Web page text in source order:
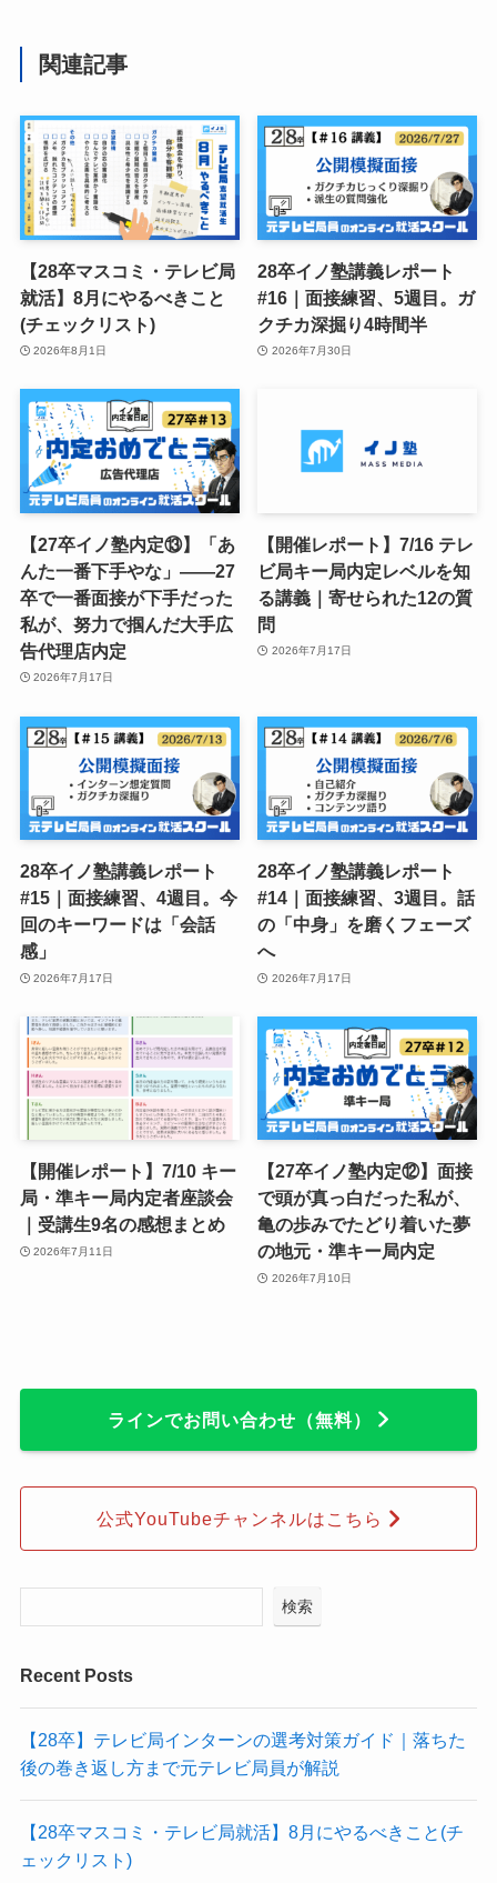
関連記事
【28卒マスコミ・テレビ局
就活】8月にやるべきこと
(チェックリスト)
2026年8月1日
28卒イノ塾講義レポート
#16｜面接練習、5週目。ガ
クチカ深掘り4時間半
2026年7月30日
【27卒イノ塾内定⑬】「あ
んた一番下手やな」——27
卒で一番面接が下手だった
私が、努力で掴んだ大手広
告代理店内定
2026年7月17日
【開催レポート】7/16 テレ
ビ局キー局内定レベルを知
る講義｜寄せられた12の質
問
2026年7月17日
28卒イノ塾講義レポート
#15｜面接練習、4週目。今
回のキーワードは「会話
感」
2026年7月17日
28卒イノ塾講義レポート
#14｜面接練習、3週目。話
の「中身」を磨くフェーズ
へ
2026年7月17日
【開催レポート】7/10 キー
局・準キー局内定者座談会
｜受講生9名の感想まとめ
2026年7月11日
【27卒イノ塾内定⑫】面接
で頭が真っ白だった私が、
亀の歩みでたどり着いた夢
の地元・準キー局内定
2026年7月10日
ラインでお問い合わせ（無料）
公式YouTubeチャンネルはこちら
検索
Recent Posts
【28卒】テレビ局インターンの選考対策ガイド｜落ちた
後の巻き返し方まで元テレビ局員が解説
【28卒マスコミ・テレビ局就活】8月にやるべきこと(チ
ェックリスト)